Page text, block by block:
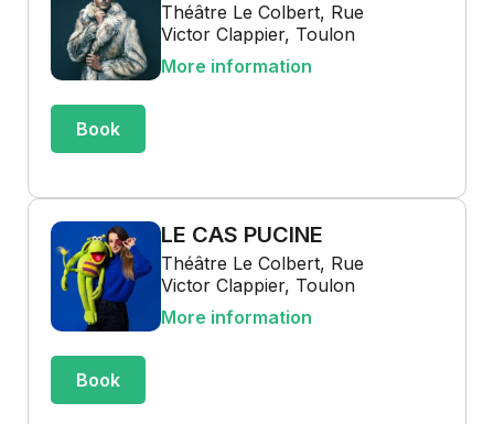
Théâtre Le Colbert, Rue
Victor Clappier, Toulon
More information
Book
LE CAS PUCINE
Théâtre Le Colbert, Rue
Victor Clappier, Toulon
More information
Book